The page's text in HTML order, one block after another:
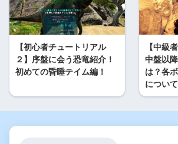
【初心者チュートリアル
２】序盤に会う恐竜紹介！
初めての昏睡テイム編！
【中級
中盤以
は？各
につい